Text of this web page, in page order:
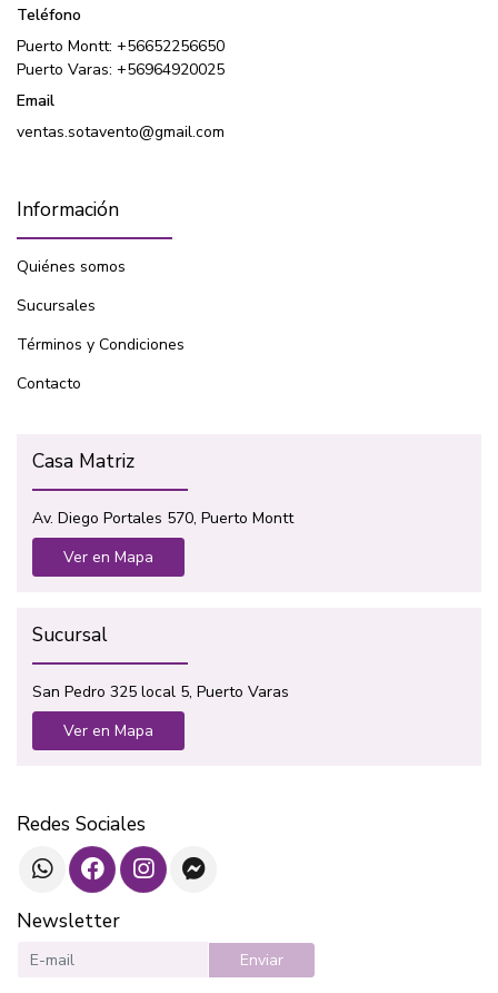
Teléfono
Puerto Montt: +56652256650
Puerto Varas: +56964920025
Email
ventas.sotavento@gmail.com
Información
Quiénes somos
Sucursales
Términos y Condiciones
Contacto
Casa Matriz
Av. Diego Portales 570, Puerto Montt
Ver en Mapa
Sucursal
San Pedro 325 local 5, Puerto Varas
Ver en Mapa
Redes Sociales
Newsletter
Enviar